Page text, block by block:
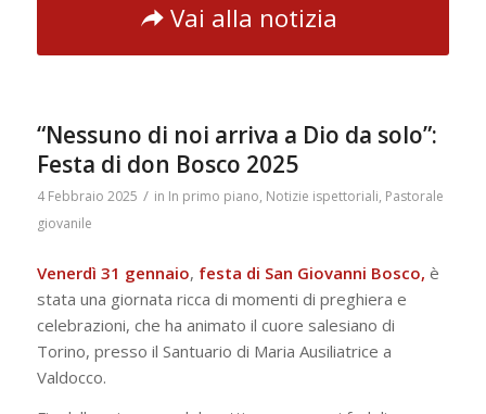
Vai alla notizia
“Nessuno di noi arriva a Dio da solo”:
Festa di don Bosco 2025
4 Febbraio 2025 / in In primo piano, Notizie ispettoriali, Pastorale
giovanile
Venerdì 31 gennaio, festa di San Giovanni Bosco, è
stata una giornata ricca di momenti di preghiera e
celebrazioni, che ha animato il cuore salesiano di
Torino, presso il Santuario di Maria Ausiliatrice a
Valdocco.